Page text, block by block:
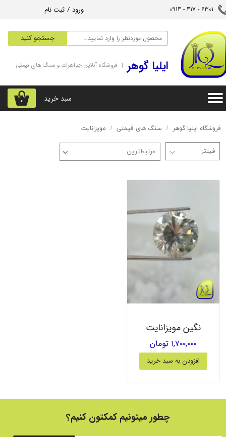
جستجو کنید
ورود / ثبت نام
تغییر گذر واژه
سفارشات
خروج از حساب کاربری
6301 - 417 - 0914​​​​​​​
۰ سبد خرید
‌ایلیا گوهر | فروشگاه آنلاین جواهرات و سنگ های قیمتی
فروشگاه ایلیا گوهر سنگ های قیمتی مویزانایت
مرتبط‌ترین
نگین مویزانایت
۱,۷۰۰,۰۰۰ تومان
افزودن به سبد خرید
چطور میتونیم کمکتون کنیم؟